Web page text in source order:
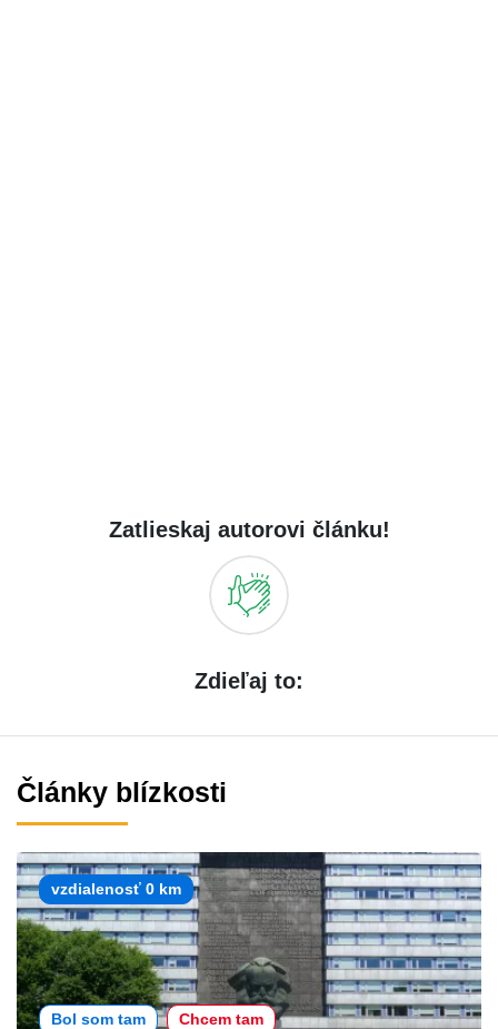
Zatlieskaj autorovi článku!
Zdieľaj to:
Články blízkosti
vzdialenosť 0 km
Bol som tam Chcem tam